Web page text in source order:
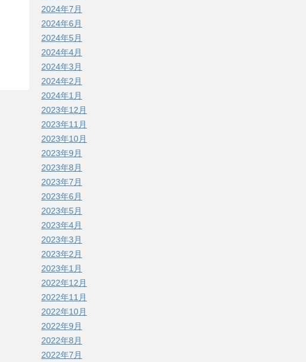
2024年7月
2024年6月
2024年5月
2024年4月
2024年3月
2024年2月
2024年1月
2023年12月
2023年11月
2023年10月
2023年9月
2023年8月
2023年7月
2023年6月
2023年5月
2023年4月
2023年3月
2023年2月
2023年1月
2022年12月
2022年11月
2022年10月
2022年9月
2022年8月
2022年7月